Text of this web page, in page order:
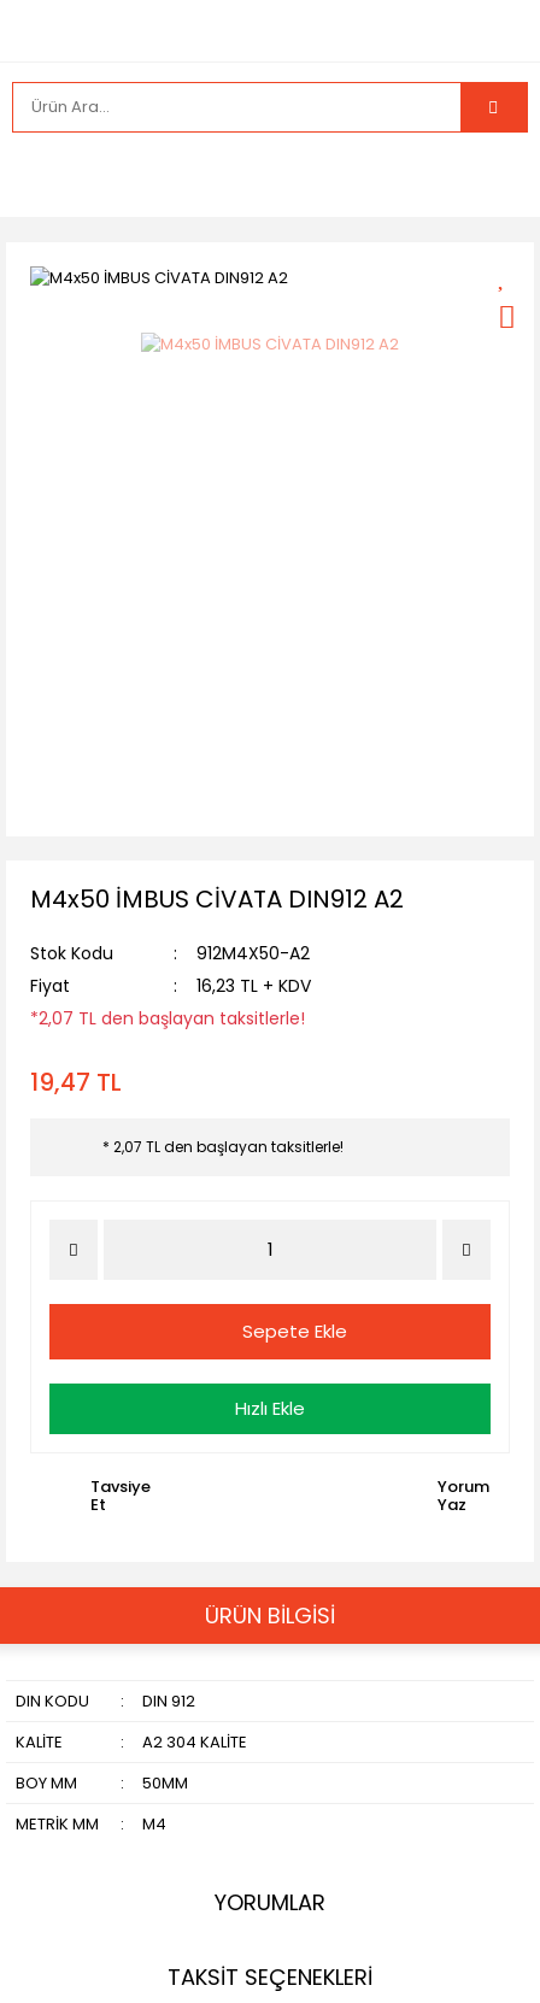
M4x50 İMBUS CİVATA DIN912 A2
Stok Kodu
912M4X50-A2
Fiyat
16,23 TL + KDV
*2,07 TL den başlayan taksitlerle!
19,47 TL
* 2,07 TL den başlayan taksitlerle!
Sepete Ekle
Hızlı Ekle
Tavsiye
Et
Yorum
Yaz
ÜRÜN BİLGİSİ
DIN KODU :
DIN 912
KALİTE
:
A2 304 KALİTE
BOY MM
:
50MM
METRİK MM
: M4
YORUMLAR
TAKSİT SEÇENEKLERİ